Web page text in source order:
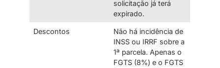
solicitação já terá
expirado.
Descontos
Não há incidência de
INSS ou IRRF sobre a
1ª parcela. Apenas o
FGTS (8%) e o FGTS